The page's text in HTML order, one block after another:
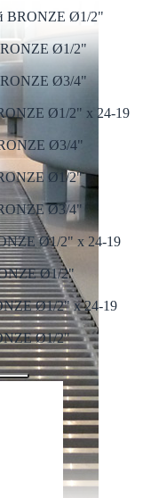
BRONZE Ø1/2"
Ø1/2"
Ø3/4"
Ø1/2" х 24-19
Ø3/4"
Ø1/2"
Ø3/4"
Ø1/2" х 24-19
Ø1/2"
Ø1/2" х 24-19
Ø1/2"